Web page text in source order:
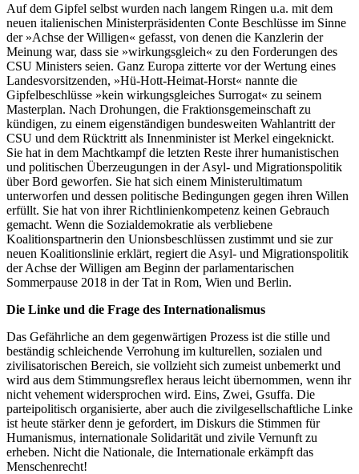
Auf dem Gipfel selbst wurden nach langem Ringen u.a. mit dem
neuen italienischen Ministerpräsidenten Conte Beschlüsse im Sinne
der »Achse der Willigen« gefasst, von denen die Kanzlerin der
Meinung war, dass sie »wirkungsgleich« zu den Forderungen des
CSU Ministers seien. Ganz Europa zitterte vor der Wertung eines
Landesvorsitzenden, »Hü-Hott-Heimat-Horst« nannte die
Gipfelbeschlüsse »kein wirkungsgleiches Surrogat« zu seinem
Masterplan. Nach Drohungen, die Fraktionsgemeinschaft zu
kündigen, zu einem eigenständigen bundesweiten Wahlantritt der
CSU und dem Rücktritt als Innenminister ist Merkel eingeknickt.
Sie hat in dem Machtkampf die letzten Reste ihrer humanistischen
und politischen Überzeugungen in der Asyl- und Migrationspolitik
über Bord geworfen. Sie hat sich einem Ministerultimatum
unterworfen und dessen politische Bedingungen gegen ihren Willen
erfüllt. Sie hat von ihrer Richtlinienkompetenz keinen Gebrauch
gemacht. Wenn die Sozialdemokratie als verbliebene
Koalitionspartnerin den Unionsbeschlüssen zustimmt und sie zur
neuen Koalitionslinie erklärt, regiert die Asyl- und Migrationspolitik
der Achse der Willigen am Beginn der parlamentarischen
Sommerpause 2018 in der Tat in Rom, Wien und Berlin.
Die Linke und die Frage des Internationalismus
Das Gefährliche an dem gegenwärtigen Prozess ist die stille und
beständig schleichende Verrohung im kulturellen, sozialen und
zivilisatorischen Bereich, sie vollzieht sich zumeist unbemerkt und
wird aus dem Stimmungsreflex heraus leicht übernommen, wenn ihr
nicht vehement widersprochen wird. Eins, Zwei, Gsuffa. Die
parteipolitisch organisierte, aber auch die zivilgesellschaftliche Linke
ist heute stärker denn je gefordert, im Diskurs die Stimmen für
Humanismus, internationale Solidarität und zivile Vernunft zu
erheben. Nicht die Nationale, die Internationale erkämpft das
Menschenrecht!